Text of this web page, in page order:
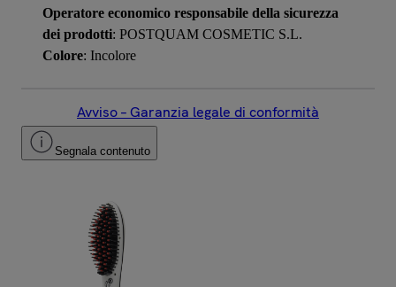
Operatore economico responsabile della sicurezza
dei prodotti: POSTQUAM COSMETIC S.L.
Colore: Incolore
Avviso – Garanzia legale di conformità
Segnala contenuto